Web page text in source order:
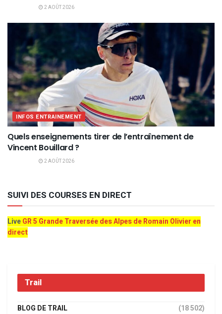
2 AOÛT 2026
INFOS ENTRAINEMENT
Quels enseignements tirer de l’entraînement de
Vincent Bouillard ?
2 AOÛT 2026
SUIVI DES COURSES EN DIRECT
LiveGR 5 Grande Traversée des Alpes de Romain Olivier en
direct
Trail
BLOG DE TRAIL (18 502)